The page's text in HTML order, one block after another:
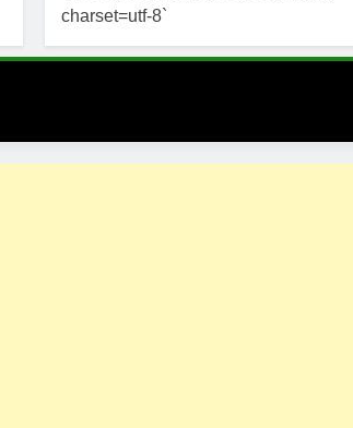
charset=utf-8`